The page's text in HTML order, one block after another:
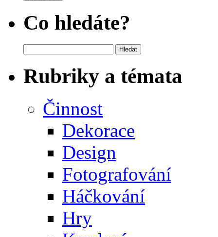
Co hledáte?
Rubriky a témata
Činnost
Dekorace
Design
Fotografování
Háčkování
Hry